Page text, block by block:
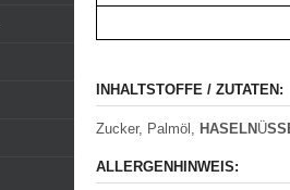
INHALTSTOFFE / ZUTATEN:
Zucker, Palmöl, HASELN Ü
ALLERGENHINWEIS: